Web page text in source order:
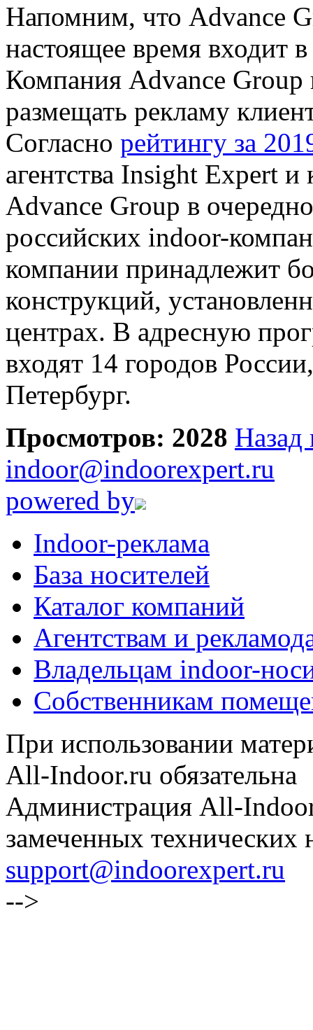
Напомним, что Advance
настоящее время входит
Компания Advance Group
размещать рекламу
Согласно рейтингу за
агентства Insight Expert
Advance Group в
российских indoor-
компании принадлежит
конструкций,
центрах. В адресную
входят 14 городов
Петербург.
Просмотров: 2028 Назад
indoor@indoorexpert.ru
powered by
Indoor-реклама
База носителей
Каталог компаний
Агентствам и
Владельцам indoor-
Собственникам
При использовании
All-Indoor.ru обязательна
Администрация All-
замеченных технических
support@indoorexpert.ru
-->